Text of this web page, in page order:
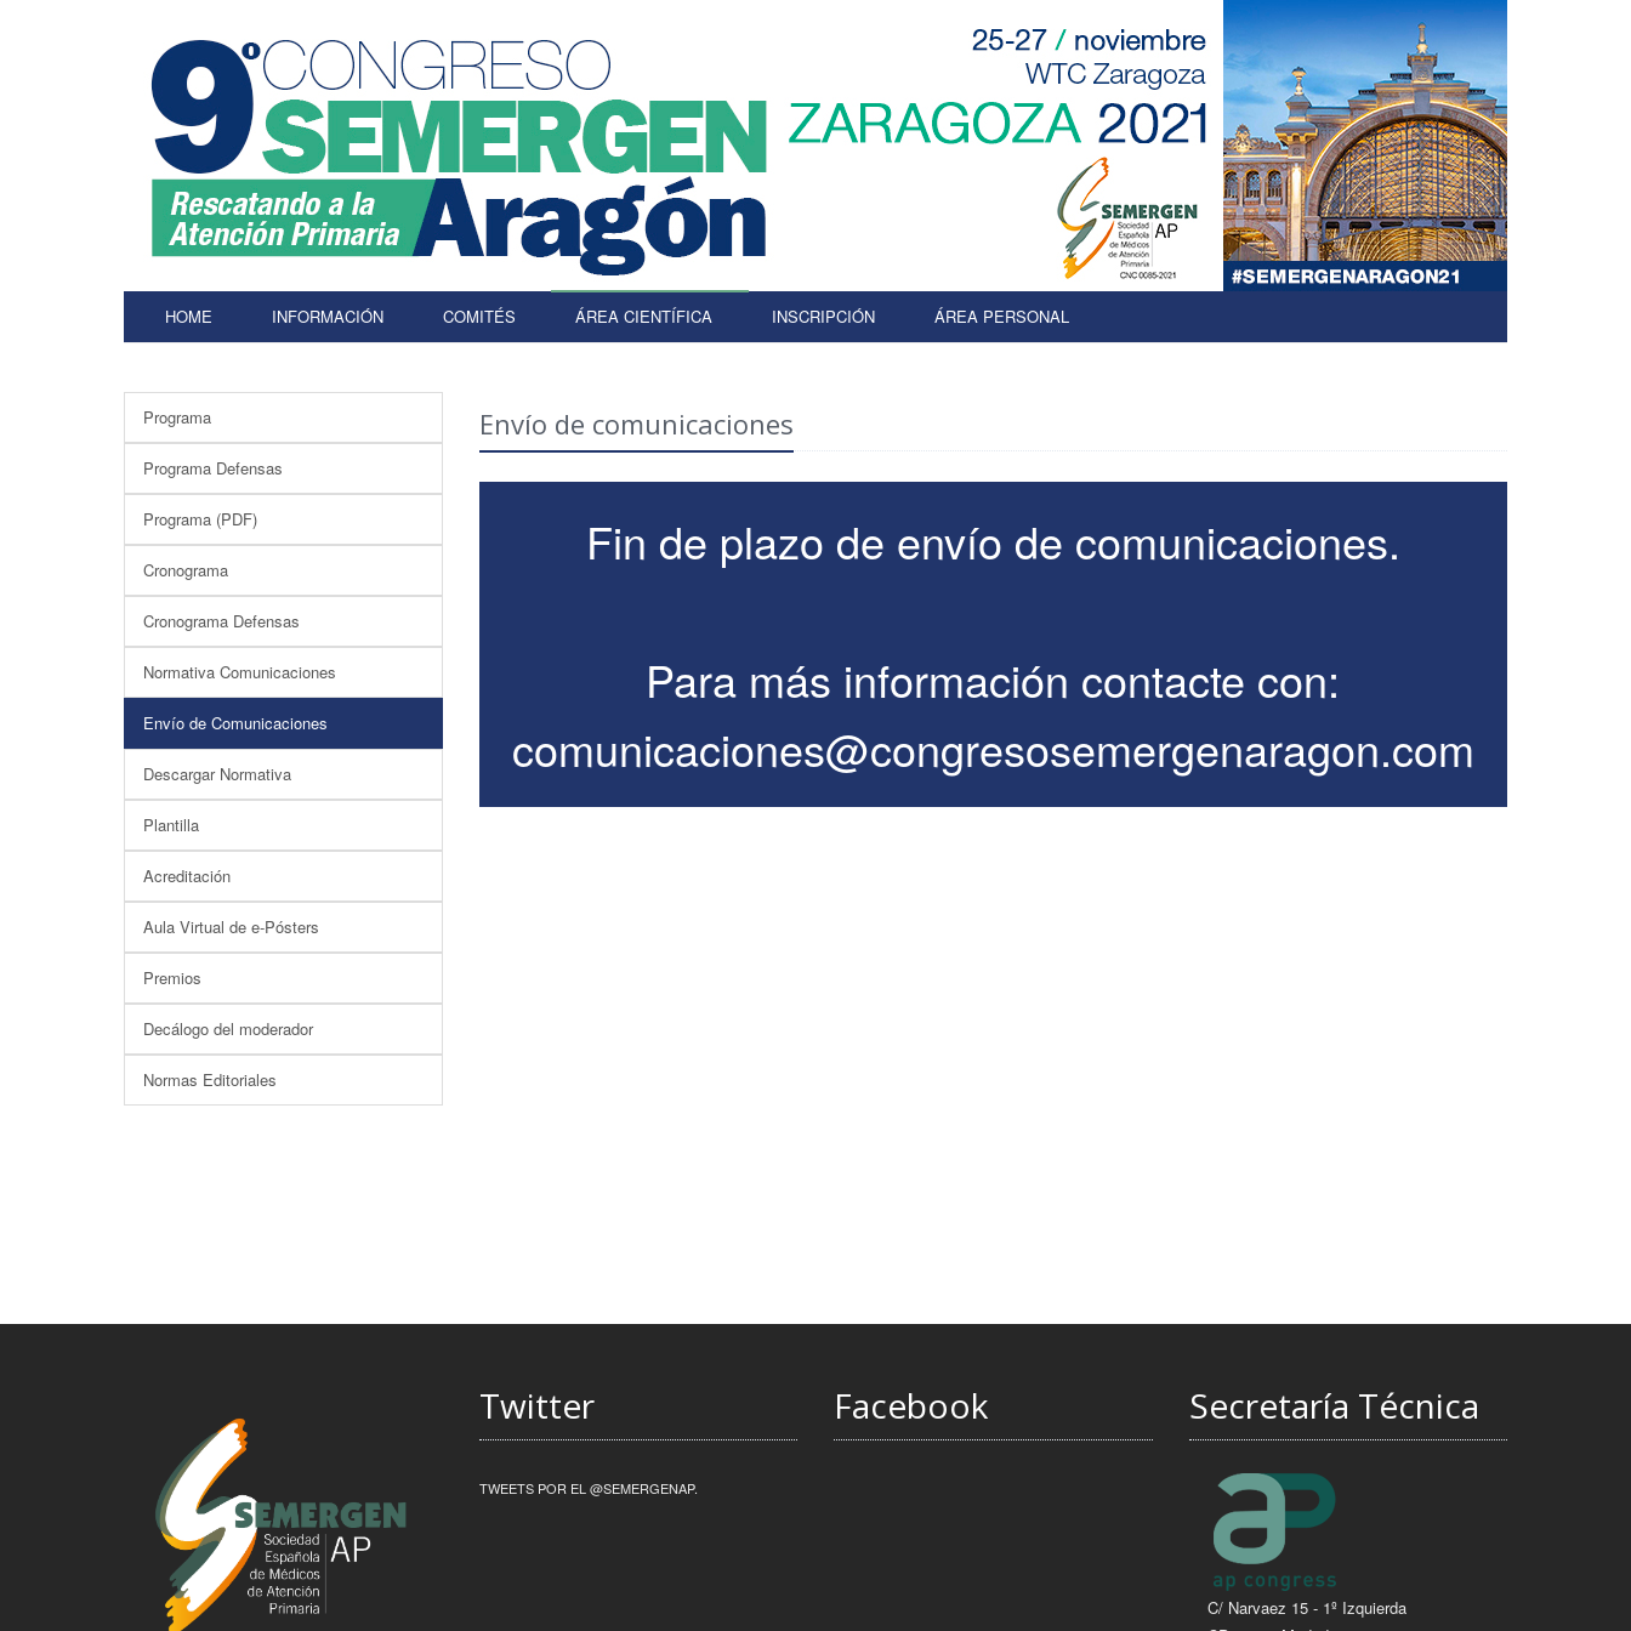
HOME INFORMACIÓN COMITÉS ÁREA CIENTÍFICA INSCRIPCIÓN ÁREA PERSONAL
Programa
Programa Defensas
Programa (PDF)
Cronograma
Cronograma Defensas
Normativa Comunicaciones
Envío de Comunicaciones
Descargar Normativa
Plantilla
Acreditación
Aula Virtual de e-Pósters
Premios
Decálogo del moderador
Normas Editoriales
Envío de comunicaciones
Fin de plazo de envío de comunicaciones.
Para más información contacte con:
comunicaciones@congresosemergenaragon.com
Twitter
TWEETS POR EL @SEMERGENAP.
Facebook Secretaría Técnica
C/ Narvaez 15 - 1º Izquierda